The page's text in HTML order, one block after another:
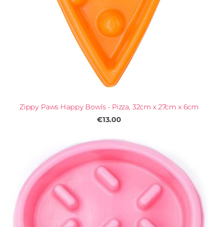
Zippy Paws Happy Bowls - Pizza, 32cm x 27cm x 6cm
€13.00